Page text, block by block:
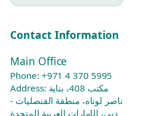
Contact Information
Main Office
Phone: +971 4 370 5995
Address: مكتب 408، بناية
ناصر لوتاه، منطقة القنصليات -
دبي، الإمارات العربية المتحدة